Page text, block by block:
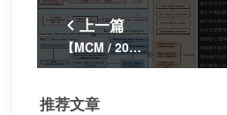
上一篇
【MCM / 2026 C题】Data With The Stars
推荐文章